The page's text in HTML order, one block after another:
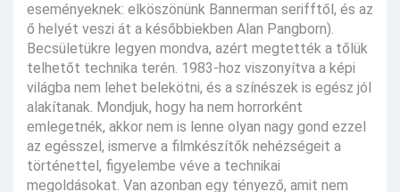
eseményeknek: elköszönünk Bannerman serifftől, és az
ő helyét veszi át a későbbiekben Alan Pangborn).
Becsületükre legyen mondva, azért megtették a tőlük
telhetőt technika terén. 1983-hoz viszonyítva a képi
világba nem lehet belekötni, és a színészek is egész jól
alakítanak. Mondjuk, hogy ha nem horrorként
emlegetnék, akkor nem is lenne olyan nagy gond ezzel
az egésszel, ismerve a filmkészítők nehézségeit a
történettel, figyelembe véve a technikai
megoldásokat. Van azonban egy tényező, amit nem